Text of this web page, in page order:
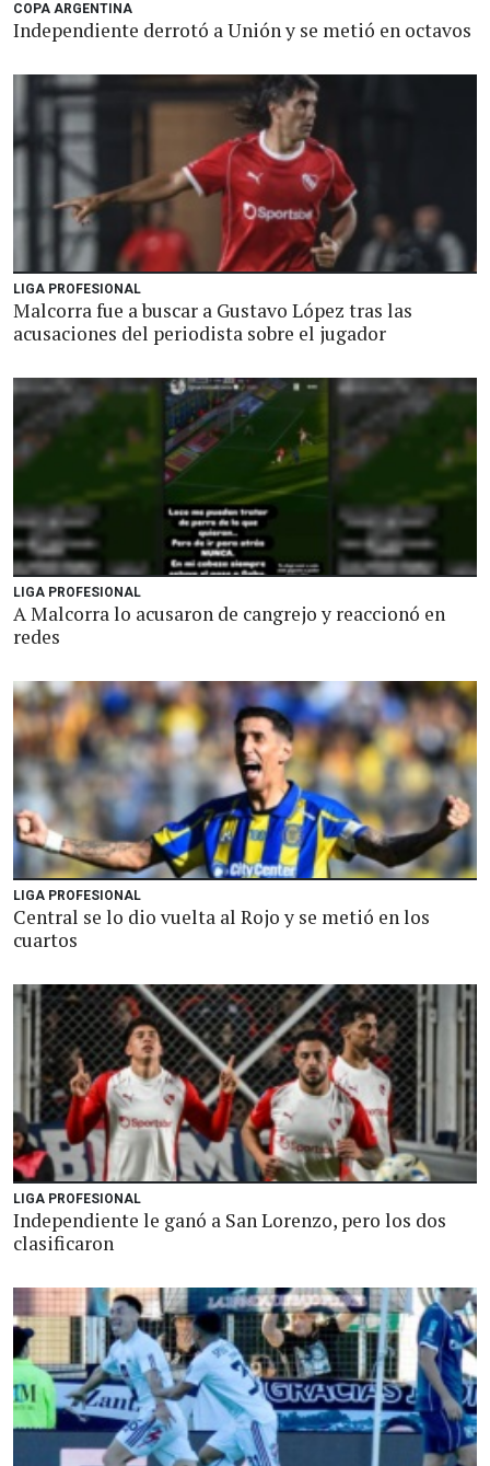
COPA ARGENTINA
Independiente derrotó a Unión y se metió en octavos
LIGA PROFESIONAL
Malcorra fue a buscar a Gustavo López tras las
acusaciones del periodista sobre el jugador
LIGA PROFESIONAL
A Malcorra lo acusaron de cangrejo y reaccionó en
redes
LIGA PROFESIONAL
Central se lo dio vuelta al Rojo y se metió en los
cuartos
LIGA PROFESIONAL
Independiente le ganó a San Lorenzo, pero los dos
clasificaron